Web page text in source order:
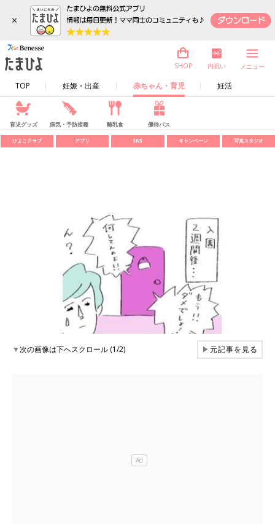
×
TOP 妊娠・出産 赤ちゃん・育児 妊活
SHOP 内祝い メニュー
育児グッズ 病気・予防接種 離乳食 優待パス
ひよこクラブ アプリ SNS キャンペーン 写真スタジオ
▼次の画像は下へスクロール (1/2) ▶元記事を見る